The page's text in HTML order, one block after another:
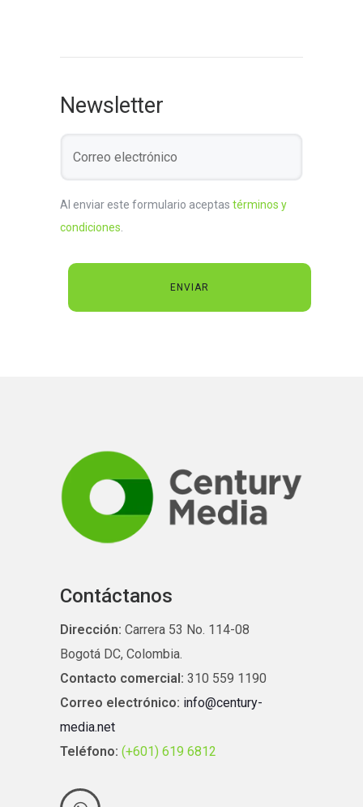
Newsletter
Al enviar este formulario aceptas términos y
condiciones
Contáctanos
Dirección: Carrera 53 No. 114-08
Bogotá DC, Colombia.
Contacto comercial: 310 559 1190
Correo electrónico: info@century-
media.net
Teléfono: (+601) 619 6812